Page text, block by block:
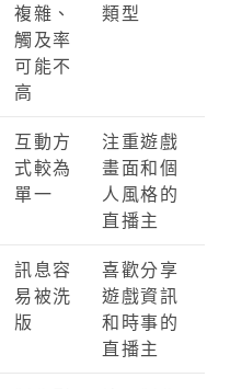
複雜、
觸及率
可能不
高
類型
互動方
式較為
單一
注重遊戲
畫面和個
人風格的
直播主
訊息容
易被洗
版
喜歡分享
遊戲資訊
和時事的
直播主